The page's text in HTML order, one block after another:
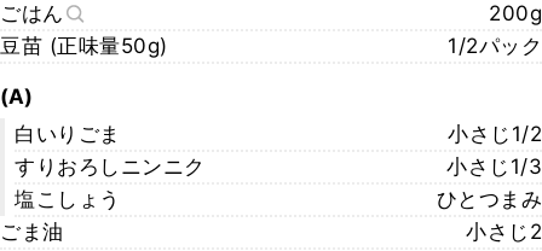
ごはん
200g
豆苗 (正味量50g)
1/2パック
(A)
白いりごま
小さじ1/2
すりおろしニンニク
小さじ1/3
塩こしょう
ひとつまみ
ごま油
小さじ2